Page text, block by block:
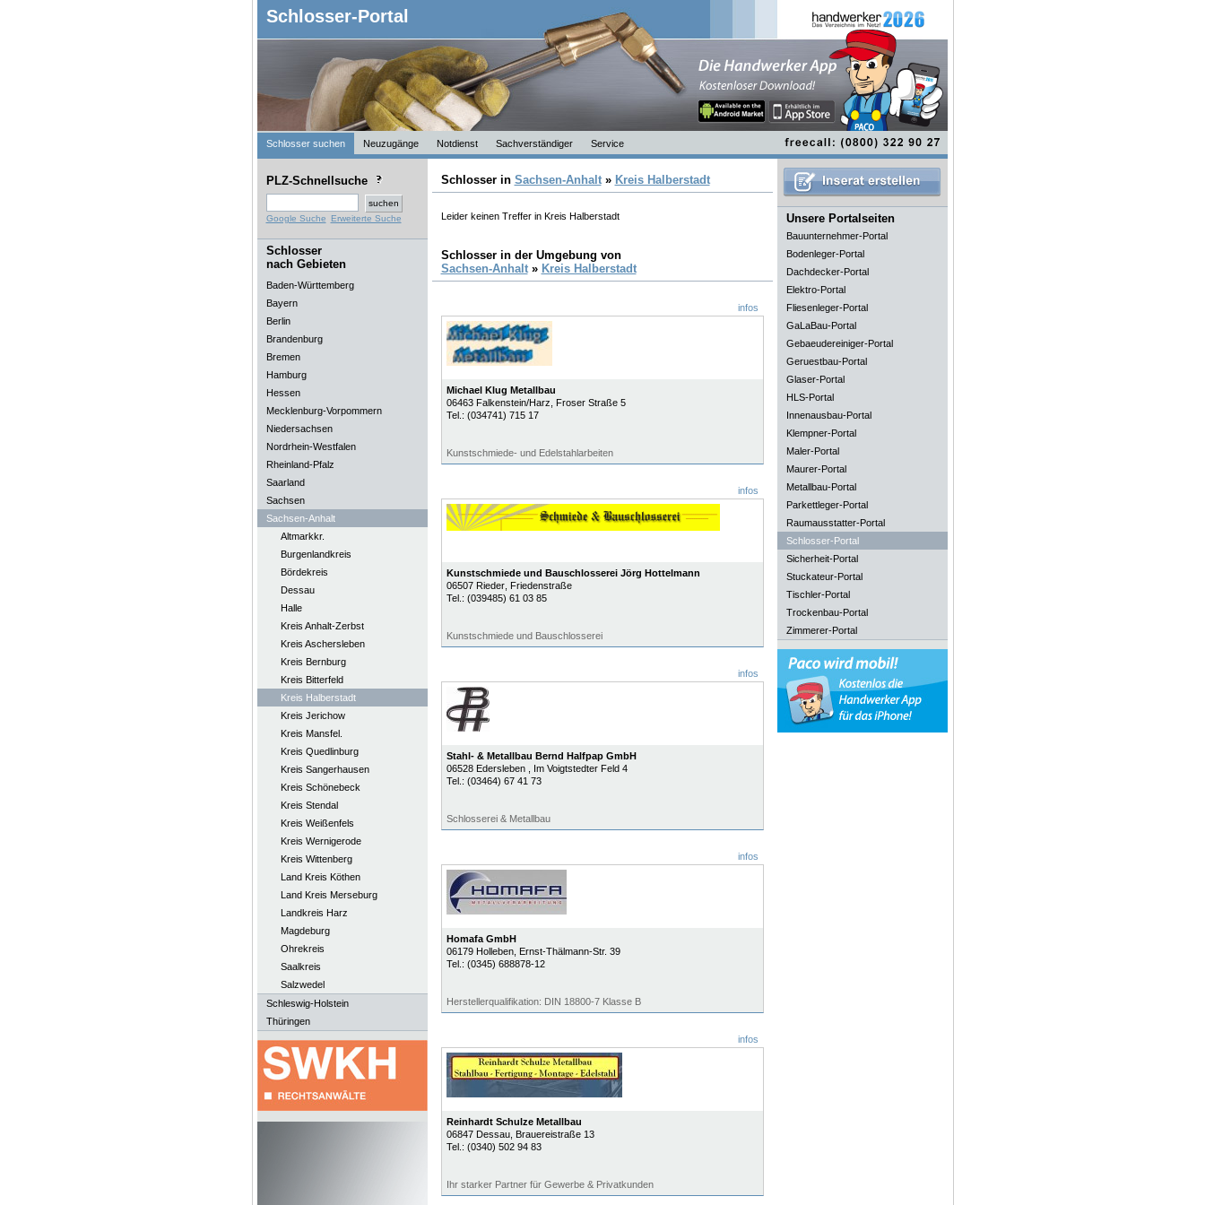
Schlosser-Portal
Schlosser suchen Neuzugänge Notdienst Sachverständiger Service
PLZ-Schnellsuche
Google Suche Erweiterte Suche
Schlosser
nach Gebieten
Baden-Württemberg
Bayern
Berlin
Brandenburg
Bremen
Hamburg
Hessen
Mecklenburg-Vorpommern
Niedersachsen
Nordrhein-Westfalen
Rheinland-Pfalz
Saarland
Sachsen
Sachsen-Anhalt
Altmarkkr.
Burgenlandkreis
Bördekreis
Dessau
Halle
Kreis Anhalt-Zerbst
Kreis Aschersleben
Kreis Bernburg
Kreis Bitterfeld
Kreis Halberstadt
Kreis Jerichow
Kreis Mansfel.
Kreis Quedlinburg
Kreis Sangerhausen
Kreis Schönebeck
Kreis Stendal
Kreis Weißenfels
Kreis Wernigerode
Kreis Wittenberg
Land Kreis Köthen
Land Kreis Merseburg
Landkreis Harz
Magdeburg
Ohrekreis
Saalkreis
Salzwedel
Schleswig-Holstein
Thüringen
Schlosser in Sachsen-Anhalt» Kreis Halberstadt
Leider keinen Treffer in Kreis Halberstadt
Schlosser in der Umgebung von
Sachsen-Anhalt» Kreis Halberstadt
infos
Michael Klug Metallbau
06463 Falkenstein/Harz , Froser Straße 5
Tel.: (034741) 715 17
Kunstschmiede- und Edelstahlarbeiten
infos
Kunstschmiede und Bauschlosserei Jörg Hottelmann
06507 Rieder, Friedenstraße
Tel.: (039485) 61 03 85
Kunstschmiede und Bauschlosserei
infos
Stahl- & Metallbau Bernd Halfpap GmbH
06528 Edersleben
, Im Voigtstedter Feld 4
Tel.: (03464) 67 41 73
Schlosserei & Metallbau
infos
Homafa GmbH
06179 Holleben, Ernst-Thälmann-Str. 39
Tel.: (0345) 688878-12
Herstellerqualifikation: DIN 18800-7 Klasse B
infos
Reinhardt Schulze Metallbau
06847 Dessau, Brauereistraße 13
Tel.: (0340) 502 94 83
Ihr starker Partner für Gewerbe & Privatkunden
Unsere Portalseiten
Bauunternehmer-Portal
Bodenleger-Portal
Dachdecker-Portal
Elektro-Portal
Fliesenleger-Portal
GaLaBau-Portal
Gebaeudereiniger-Portal
Geruestbau-Portal
Glaser-Portal
HLS-Portal
Innenausbau-Portal
Klempner-Portal
Maler-Portal
Maurer-Portal
Metallbau-Portal
Parkettleger-Portal
Raumausstatter-Portal
Schlosser-Portal
Sicherheit-Portal
Stuckateur-Portal
Tischler-Portal
Trockenbau-Portal
Zimmerer-Portal